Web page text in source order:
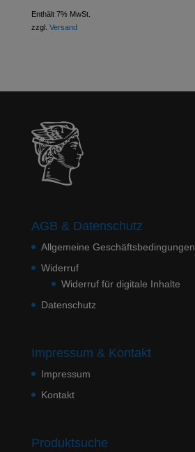
Enthält 7% MwSt.
zzgl. Versand
AGB & Datenschutz
Allgemeine Geschäftsbedingungen
Widerruf
Widerruf für digitale Inhalte
Datenschutz
Impressum & Kontakt
Impressum
Kontakt
Produktsuche